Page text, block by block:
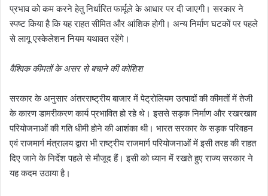
प्रभाव को कम करने हेतु निर्धारित फार्मूले के आधार पर दी जाएगी। सरकार ने
स्पष्ट किया है कि यह राहत सीमित और आंशिक होगी। अन्य निर्माण घटकों पर पहले
से लागू एस्केलेशन नियम यथावत रहेंगे।
वैश्विक कीमतों के असर से बचाने की कोशिश
सरकार के अनुसार अंतरराष्ट्रीय बाजार में पेट्रोलियम उत्पादों की कीमतों में तेजी
के कारण डामरीकरण कार्य प्रभावित हो रहे थे। इससे सड़क निर्माण और रखरखाव
परियोजनाओं की गति धीमी होने की आशंका थी। भारत सरकार के सड़क परिवहन
एवं राजमार्ग मंत्रालय द्वारा भी राष्ट्रीय राजमार्ग परियोजनाओं में इसी तरह की राहत
दिए जाने के निर्देश पहले से मौजूद हैं। इसी को ध्यान में रखते हुए राज्य सरकार ने
यह कदम उठाया है।